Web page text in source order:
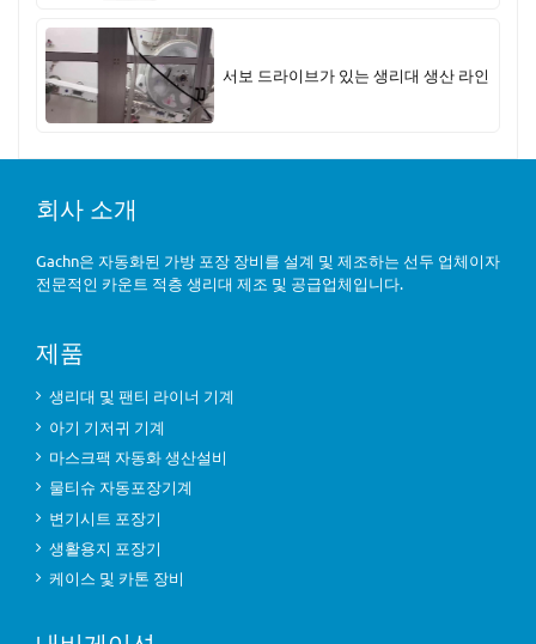
서보 드라이브가 있는 생리대 생산 라인
회사 소개
Gachn은 자동화된 가방 포장 장비를 설계 및 제조하는 선두 업체이자
전문적인 카운트 적층 생리대 제조 및 공급업체입니다.
제품
생리대 및 팬티 라이너 기계
아기 기저귀 기계
마스크팩 자동화 생산설비
물티슈 자동포장기계
변기시트 포장기
생활용지 포장기
케이스 및 카톤 장비